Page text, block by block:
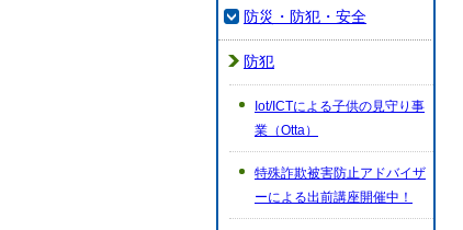
防災・防犯・安全
防犯
Iot/ICTによる子供の見守り事
業（Otta）
特殊詐欺被害防止アドバイザ
ーによる出前講座開催中！